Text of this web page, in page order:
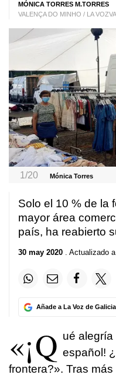
MÓNICA TORRES M.TORRES
VALENÇA DO MINHO / LA
1/20 Mónica Torres
Solo el 10 % de la
mayor área
país, ha reabierto
30 may 2020 . Actualizado
Añade a La Voz de
«¡Q ué
español!
frontera?». Tras